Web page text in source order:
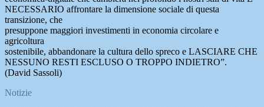
NECESSARIO affrontare la dimensione sociale di questa
transizione, che
presuppone maggiori investimenti in economia circolare e
agricoltura
sostenibile, abbandonare la cultura dello spreco e LASCIARE CHE
NESSUNO RESTI ESCLUSO O TROPPO INDIETRO”.
(David Sassoli)
Notizie